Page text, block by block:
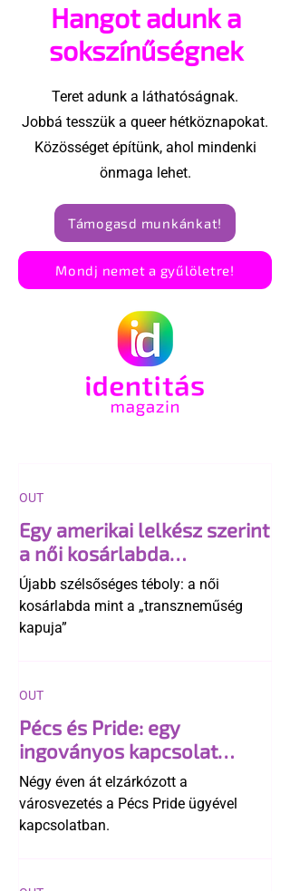
Hangot adunk a
sokszínűségnek
Teret adunk a láthatóságnak.
Jobbá tesszük a queer hétköznapokat.
Közösséget építünk, ahol mindenki
önmaga lehet.
Támogasd munkánkat!
Mondj nemet a gyűlöletre!
Egy amerikai lelkész szerint
a női kosárlabda
transzneműséghez vezet
Újabb szélsőséges téboly: a női
kosárlabda mint a „transzneműség
kapuja”
OUT
Pécs és Pride: egy
ingoványos kapcsolat
története
Négy éven át elzárkózott a
városvezetés a Pécs Pride ügyével
kapcsolatban.
OUT